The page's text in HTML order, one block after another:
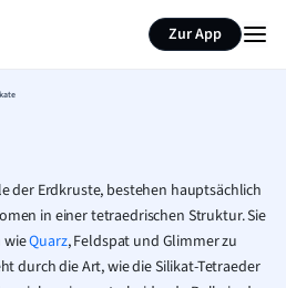
Zur App
der Erdkruste, bestehen hauptsächlich
in einer tetraedrischen Struktur. Sie
wieQuarz, Feldspat und Glimmer zu
durch die Art, wie die Silikat-Tetraeder